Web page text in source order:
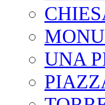
UNA